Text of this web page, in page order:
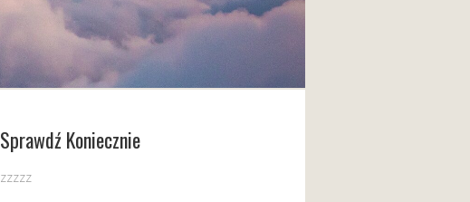
Sprawdź Koniecznie
zzzzz